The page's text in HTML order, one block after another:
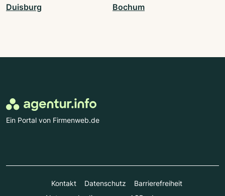
Duisburg Bochum
Ein Portal von Firmenweb.de
Kontakt Datenschutz
Barrierefreiheit